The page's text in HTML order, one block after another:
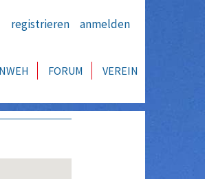
registrieren anmelden
FORUM VEREIN